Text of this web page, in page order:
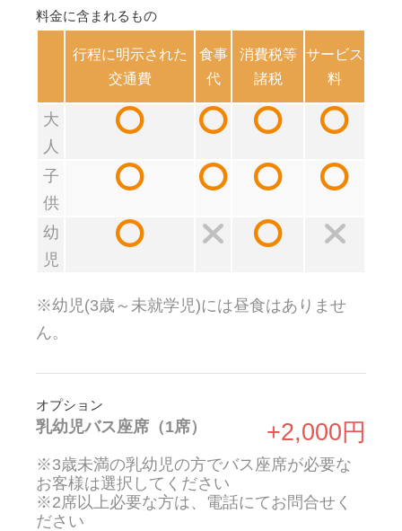
料金に含まれるもの
行程に明示された
交通費
食事
代
消費税等
諸税
サービス
料
大
人
子
供
幼
児
※幼児(3歳～未就学児)には昼食はありませ
ん。
オプション
乳幼児バス座席（1席） +2,000円
※3歳未満の乳幼児の方でバス座席が必要な
お客様は選択してください
※2席以上必要な方は、電話にてお問合せく
ださい